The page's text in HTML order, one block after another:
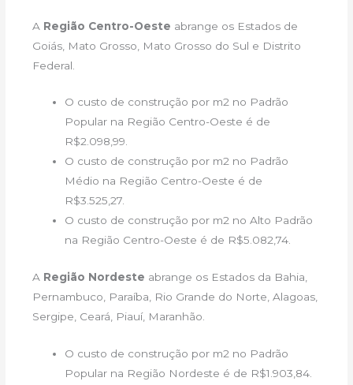
A Região Centro-Oeste abrange os Estados de
Goiás, Mato Grosso, Mato Grosso do Sul e Distrito
Federal.
O custo de construção por m2 no Padrão
Popular na Região Centro-Oeste é de
R$2.098,99.
O custo de construção por m2 no Padrão
Médio na Região Centro-Oeste é de
R$3.525,27.
O custo de construção por m2 no Alto Padrão
na Região Centro-Oeste é de R$5.082,74.
A Região Nordeste abrange os Estados da Bahia,
Pernambuco, Paraíba, Rio Grande do Norte, Alagoas,
Sergipe, Ceará, Piauí, Maranhão.
O custo de construção por m2 no Padrão
Popular na Região Nordeste é de R$1.903,84.